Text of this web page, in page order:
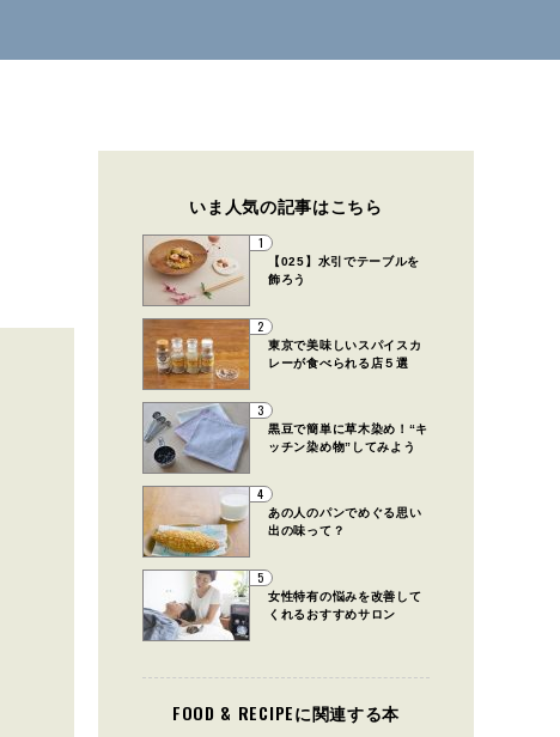
いま人気の記事はこちら
1
【025】水引でテーブルを
飾ろう
2
東京で美味しいスパイスカ
レーが食べられる店５選
3
黒豆で簡単に草木染め！“キ
ッチン染め物”してみよう
4
あの人のパンでめぐる思い
出の味って？
5
女性特有の悩みを改善して
くれるおすすめサロン
FOOD & RECIPEに関連する本